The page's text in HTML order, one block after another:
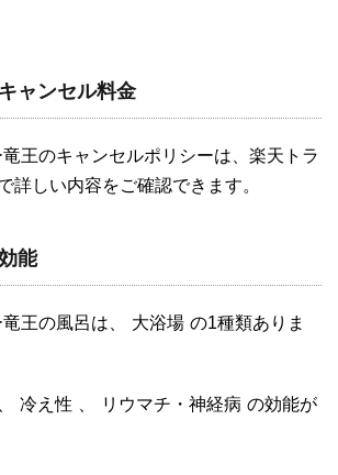
ャンセル料金
王のキャンセルポリシーは、楽天トラ
詳しい内容をご確認できます。
能
王の風呂は、 大浴場 の1種類ありま
冷え性 リウマチ・神経病 の効能が